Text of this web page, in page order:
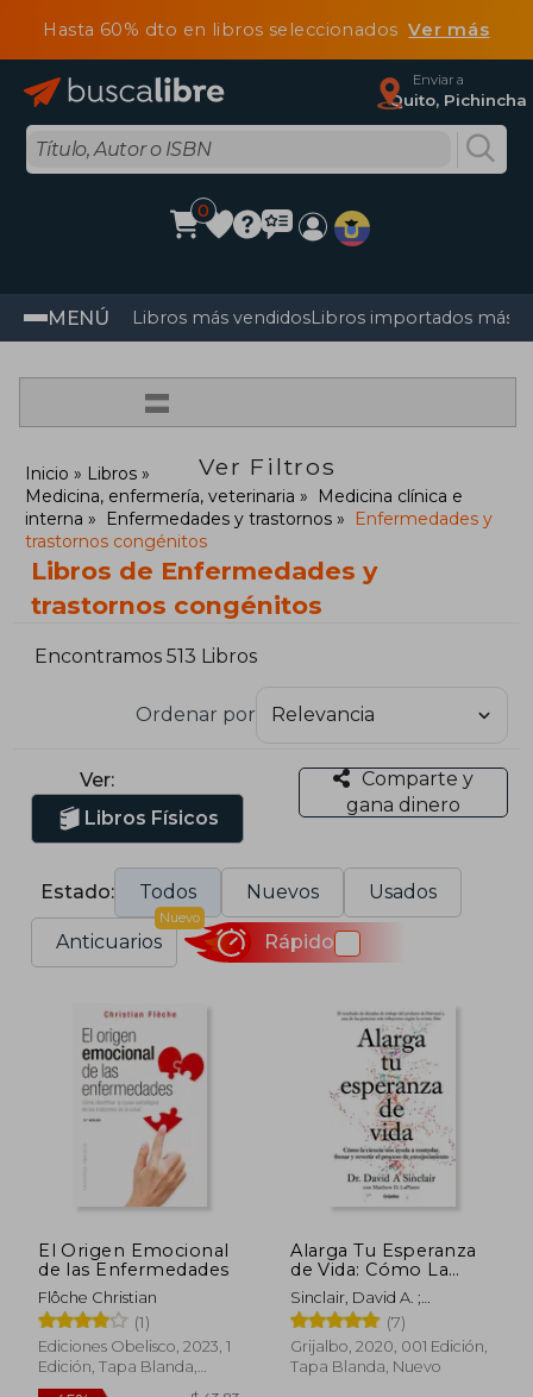
Hasta 60% dto en libros seleccionadosVer más
Enviar a
Quito, Pichincha
0
MENÚ Libros más vendidosLibros importados más
=
Ver Filtros
Inicio
Libros
Medicina, enfermería, veterinaria
Medicina clínica e
interna
Enfermedades y trastornos
Enfermedades y
trastornos congénitos
Libros de Enfermedades y
trastornos congénitos
Encontramos 513 Libros
Ordenar por
Ver:
Libros Físicos
Comparte y
gana dinero
Estado: Todos Nuevos Usados
Anticuarios
Nuevo
Rápido
El Origen Emocional
de las Enfermedades
Flôche Christian
(1)
Ediciones Obelisco, 2023, 1
Edición, Tapa Blanda,
Nuevo
Alarga Tu Esperanza
de Vida: Cómo La
Ciencia Nos Ayuda a
Controlar, Frenar Y
Revertir El Proceso
de Envejecimiento /
Lifespan: Why We
Sinclair, David A. ;
Laplante, Matthew D.
(7)
Grijalbo, 2020, 001 Edición,
Tapa Blanda, Nuevo